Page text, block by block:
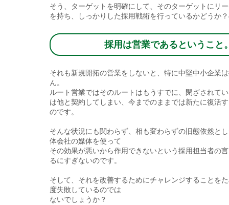
そう、ターゲットを明確にして、そのターゲットにリ
を持ち、しっかりした採用戦術を行っているかどうか
採用は営業であるということ
それも新規開拓の営業をしないと、特に中堅中小企業
ん。
ルート営業ではそのルートはもうすでに、閉ざされて
は他と契約してしまい、今までのままでは新たに復活
のです。
そんな状況にも関わらず、相も変わらずの旧態依然と
体会社の媒体を使って
その効果が悪いから作用できないという採用担当者の
るにすぎないのです。
そして、それを改善するためにチャレンジすることを
度失敗しているのでは
ないでしょうか？